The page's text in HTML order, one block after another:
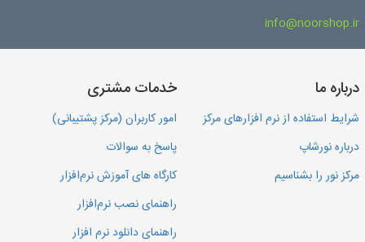
info@noorshop.ir
درباره ما
شرایط استفاده از نرم افزارهای مرکز
درباره نورشاپ
مرکز نور را بشناسیم
خدمات مشتری
امور کاربران (مرکز پشتیبانی)
پاسخ به سوالات
کارگاه های آموزش نرم‌افزار
راهنمای نصب نرم‌افزار
راهنمای دانلود نرم افزار